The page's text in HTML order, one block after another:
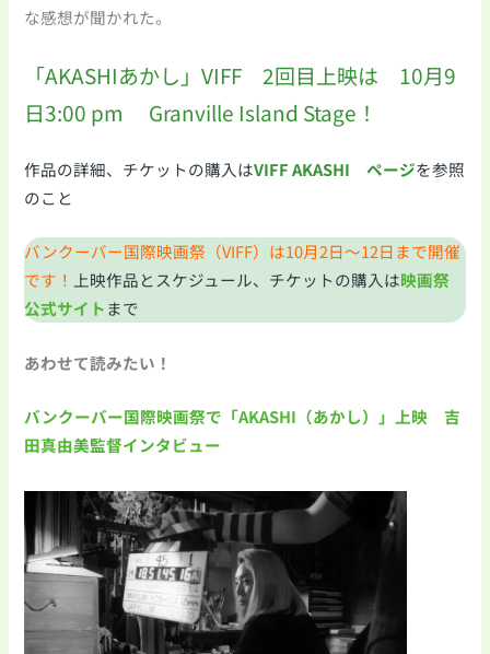
な感想が聞かれた。
「AKASHIあかし」VIFF 2回目上映は 10月9
日3:00 pm Granville Island Stage！
作品の詳細、チケットの購入はVIFF AKASHI ページを参照
のこと
バンクーバー国際映画祭（VIFF）は10月2日～12日まで開催
です！上映作品とスケジュール、チケットの購入は映画祭
公式サイトまで
あわせて読みたい！
バンクーバー国際映画祭で「AKASHI（あかし）」上映 吉
田真由美監督インタビュー